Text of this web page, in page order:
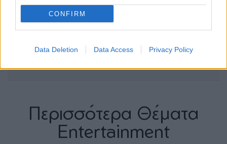
CONFIRM
Data Deletion Data Access Privacy Policy
Περισσότερα Θέματα
Entertainment